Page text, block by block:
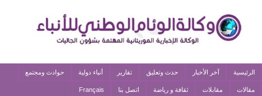
الرئيسية آخر الأخبار حدث وتعليق تقارير أنباء دولية حوادث ومجتمع
مقالات مقابلات ثقافة و رياضة اتصل بنا Français